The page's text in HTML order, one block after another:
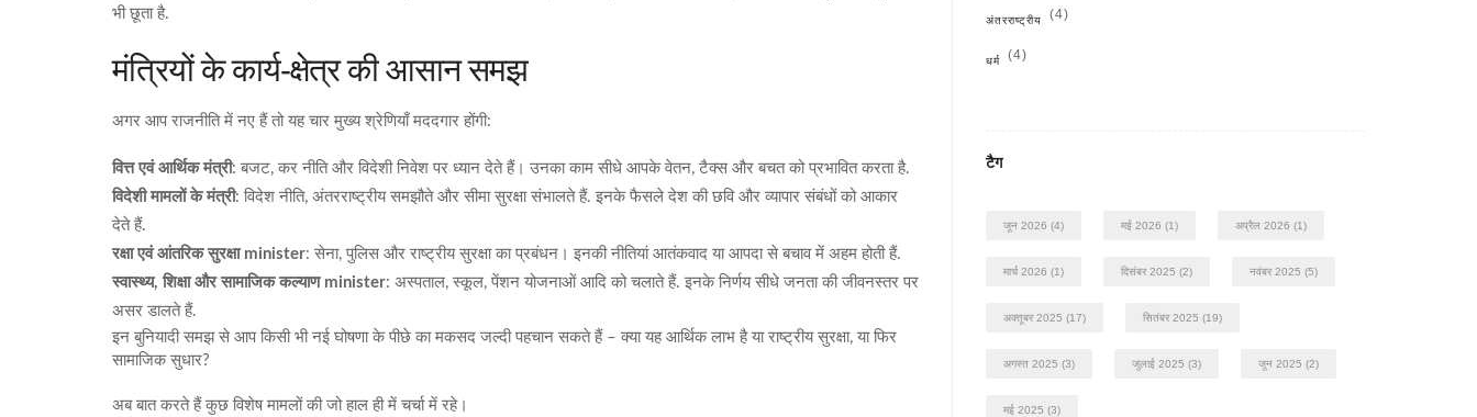
भी छूता है.
मंत्रियों के कार्य‑क्षेत्र की आसान समझ
अगर आप राजनीति में नए हैं तो यह चार मुख्य श्रेणियाँ मददगार होंगी:
वित्त एवं आर्थिक मंत्री: बजट, कर नीति और विदेशी निवेश पर ध्यान देते हैं। उनका काम सीधे आपके वेतन, टैक्स और बचत को प्रभावित करता है.
विदेशी मामलों के मंत्री: विदेश नीति, अंतरराष्ट्रीय समझौते और सीमा सुरक्षा संभालते हैं. इनके फैसले देश की छवि और व्यापार संबंधों को आकार
देते हैं.
रक्षा एवं आंतरिक सुरक्षा minister: सेना, पुलिस और राष्ट्रीय सुरक्षा का प्रबंधन। इनकी नीतियां आतंकवाद या आपदा से बचाव में अहम होती हैं.
स्वास्थ्य, शिक्षा और सामाजिक कल्याण minister: अस्पताल, स्कूल, पेंशन योजनाओं आदि को चलाते हैं. इनके निर्णय सीधे जनता की जीवनस्तर पर
असर डालते हैं.
इन बुनियादी समझ से आप किसी भी नई घोषणा के पीछे का मकसद जल्दी पहचान सकते हैं – क्या यह आर्थिक लाभ है या राष्ट्रीय सुरक्षा, या फिर
सामाजिक सुधार?
अब बात करते हैं कुछ विशेष मामलों की जो हाल ही में चर्चा में रहे।
अंतरराष्ट्रीय (4)
धर्म (4)
टैग
जून 2026 (4) मई 2026 (1) अप्रैल 2026 (1)
मार्च 2026 (1) दिसंबर 2025 (2) नवंबर 2025 (5)
अक्तूबर 2025 (17) सितंबर 2025 (19)
अगस्त 2025 (3) जुलाई 2025 (3) जून 2025 (2)
मई 2025 (3)